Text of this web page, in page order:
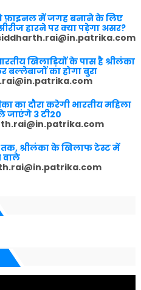
फ़ाइनल में जगह बनाने के लिए
हारने पर क्या पड़ेगा असर?
खिलाड़ियों के पास है श्रीलंका
का होगा बुरा
का दौरा करेगी भारतीय महिला
जाएंगे 3 टी20
श्रीलंका के खिलाफ टेस्ट में
वाले